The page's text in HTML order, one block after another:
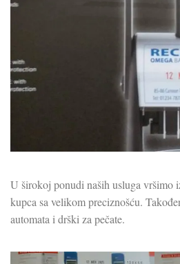
U širokoj ponudi naših usluga vršimo
kupca sa velikom preciznošću.
automata i drški za pečate.